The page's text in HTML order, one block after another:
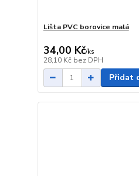
Lišta PVC borovice malá
34,00 Kč/ks
28,10 Kč bez DPH
Přidat